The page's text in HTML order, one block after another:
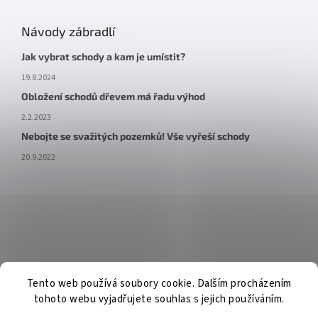
Tento web používá soubory cookie. Dalším procházením
tohoto webu vyjadřujete souhlas s jejich používáním.
Návody zábradlí
Jak vybrat schody a kam je umístit?
19.8.2024
Obložení schodů dřevem má řadu výhod
2.2.2023
Nebojte se svažitých pozemků! Vše vyřeší schody
20.9.2022